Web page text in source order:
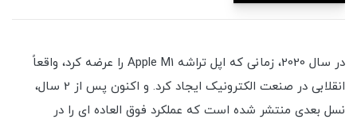
در سال 2020، زمانی که اپل تراشه Apple M1 را عرضه کرد، واقعاً
انقلابی در صنعت الکترونیک ایجاد کرد. و اکنون پس از 2 سال،
نسل بعدی منتشر شده است که عملکرد فوق العاده ای را در